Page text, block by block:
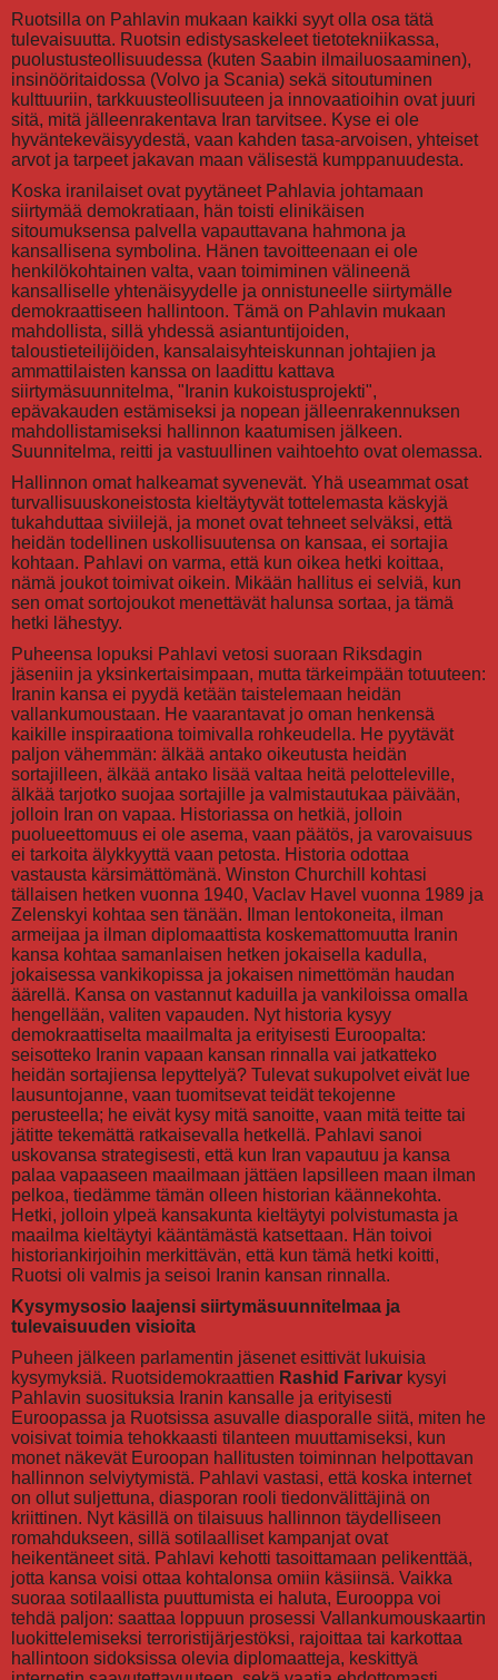
Ruotsilla on Pahlavin mukaan kaikki syyt olla osa tätä
tulevaisuutta. Ruotsin edistysaskeleet tietotekniikassa,
puolustusteollisuudessa (kuten Saabin ilmailuosaaminen),
insinööritaidossa (Volvo ja Scania) sekä sitoutuminen
kulttuuriin, tarkkuusteollisuuteen ja innovaatioihin ovat juuri
sitä, mitä jälleenrakentava Iran tarvitsee. Kyse ei ole
hyväntekeväisyydestä, vaan kahden tasa-arvoisen, yhteiset
arvot ja tarpeet jakavan maan välisestä kumppanuudesta.
Koska iranilaiset ovat pyytäneet Pahlavia johtamaan
siirtymää demokratiaan, hän toisti elinikäisen
sitoumuksensa palvella vapauttavana hahmona ja
kansallisena symbolina. Hänen tavoitteenaan ei ole
henkilökohtainen valta, vaan toimiminen välineenä
kansalliselle yhtenäisyydelle ja onnistuneelle siirtymälle
demokraattiseen hallintoon. Tämä on Pahlavin mukaan
mahdollista, sillä yhdessä asiantuntijoiden,
taloustieteilijöiden, kansalaisyhteiskunnan johtajien ja
ammattilaisten kanssa on laadittu kattava
siirtymäsuunnitelma, "Iranin kukoistusprojekti",
epävakauden estämiseksi ja nopean jälleenrakennuksen
mahdollistamiseksi hallinnon kaatumisen jälkeen.
Suunnitelma, reitti ja vastuullinen vaihtoehto ovat olemassa.
Hallinnon omat halkeamat syvenevät. Yhä useammat osat
turvallisuuskoneistosta kieltäytyvät tottelemasta käskyjä
tukahduttaa siviilejä, ja monet ovat tehneet selväksi, että
heidän todellinen uskollisuutensa on kansaa, ei sortajia
kohtaan. Pahlavi on varma, että kun oikea hetki koittaa,
nämä joukot toimivat oikein. Mikään hallitus ei selviä, kun
sen omat sortojoukot menettävät halunsa sortaa, ja tämä
hetki lähestyy.
Puheensa lopuksi Pahlavi vetosi suoraan Riksdagin
jäseniin ja yksinkertaisimpaan, mutta tärkeimpään totuuteen:
Iranin kansa ei pyydä ketään taistelemaan heidän
vallankumoustaan. He vaarantavat jo oman henkensä
kaikille inspiraationa toimivalla rohkeudella. He pyytävät
paljon vähemmän: älkää antako oikeutusta heidän
sortajilleen, älkää antako lisää valtaa heitä pelotteleville,
älkää tarjotko suojaa sortajille ja valmistautukaa päivään,
jolloin Iran on vapaa. Historiassa on hetkiä, jolloin
puolueettomuus ei ole asema, vaan päätös, ja varovaisuus
ei tarkoita älykkyyttä vaan petosta. Historia odottaa
vastausta kärsimättömänä. Winston Churchill kohtasi
tällaisen hetken vuonna 1940, Vaclav Havel vuonna 1989 ja
Zelenskyi kohtaa sen tänään. Ilman lentokoneita, ilman
armeijaa ja ilman diplomaattista koskemattomuutta Iranin
kansa kohtaa samanlaisen hetken jokaisella kadulla,
jokaisessa vankikopissa ja jokaisen nimettömän haudan
äärellä. Kansa on vastannut kaduilla ja vankiloissa omalla
hengellään, valiten vapauden. Nyt historia kysyy
demokraattiselta maailmalta ja erityisesti Euroopalta:
seisotteko Iranin vapaan kansan rinnalla vai jatkatteko
heidän sortajiensa lepyttelyä? Tulevat sukupolvet eivät lue
lausuntojanne, vaan tuomitsevat teidät tekojenne
perusteella; he eivät kysy mitä sanoitte, vaan mitä teitte tai
jätitte tekemättä ratkaisevalla hetkellä. Pahlavi sanoi
uskovansa strategisesti, että kun Iran vapautuu ja kansa
palaa vapaaseen maailmaan jättäen lapsilleen maan ilman
pelkoa, tiedämme tämän olleen historian käännekohta.
Hetki, jolloin ylpeä kansakunta kieltäytyi polvistumasta ja
maailma kieltäytyi kääntämästä katsettaan. Hän toivoi
historiankirjoihin merkittävän, että kun tämä hetki koitti,
Ruotsi oli valmis ja seisoi Iranin kansan rinnalla.
Kysymysosio laajensi siirtymäsuunnitelmaa ja
tulevaisuuden visioita
Puheen jälkeen parlamentin jäsenet esittivät lukuisia
kysymyksiä. Ruotsidemokraattien Rashid Farivar kysyi
Pahlavin suosituksia Iranin kansalle ja erityisesti
Euroopassa ja Ruotsissa asuvalle diasporalle siitä, miten he
voisivat toimia tehokkaasti tilanteen muuttamiseksi, kun
monet näkevät Euroopan hallitusten toiminnan helpottavan
hallinnon selviytymistä. Pahlavi vastasi, että koska internet
on ollut suljettuna, diasporan rooli tiedonvälittäjinä on
kriittinen. Nyt käsillä on tilaisuus hallinnon täydelliseen
romahdukseen, sillä sotilaalliset kampanjat ovat
heikentäneet sitä. Pahlavi kehotti tasoittamaan pelikenttää,
jotta kansa voisi ottaa kohtalonsa omiin käsiinsä. Vaikka
suoraa sotilaallista puuttumista ei haluta, Eurooppa voi
tehdä paljon: saattaa loppuun prosessi Vallankumouskaartin
luokittelemiseksi terroristijärjestöksi, rajoittaa tai karkottaa
hallintoon sidoksissa olevia diplomaatteja, keskittyä